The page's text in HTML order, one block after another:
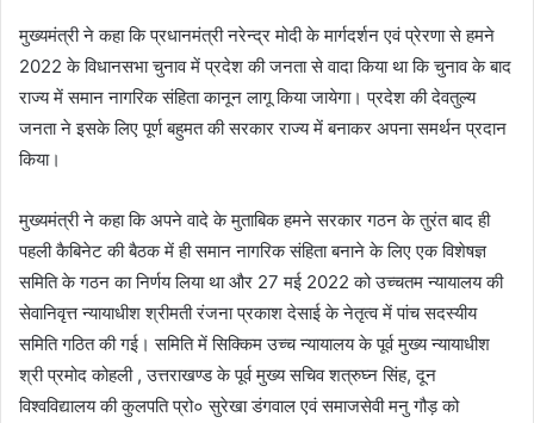
मुख्यमंत्री ने कहा कि प्रधानमंत्री नरेन्द्र मोदी के मार्गदर्शन एवं प्रेरणा से हमने
2022 के विधानसभा चुनाव में प्रदेश की जनता से वादा किया था कि चुनाव के बाद
राज्य में समान नागरिक संहिता कानून लागू किया जायेगा। प्रदेश की देवतुल्य
जनता ने इसके लिए पूर्ण बहुमत की सरकार राज्य में बनाकर अपना समर्थन प्रदान
किया।
मुख्यमंत्री ने कहा कि अपने वादे के मुताबिक हमने सरकार गठन के तुरंत बाद ही
पहली कैबिनेट की बैठक में ही समान नागरिक संहिता बनाने के लिए एक विशेषज्ञ
समिति के गठन का निर्णय लिया था और 27 मई 2022 को उच्चतम न्यायालय की
सेवानिवृत्त न्यायाधीश श्रीमती रंजना प्रकाश देसाई के नेतृत्व में पांच सदस्यीय
समिति गठित की गई। समिति में सिक्किम उच्च न्यायालय के पूर्व मुख्य न्यायाधीश
श्री प्रमोद कोहली , उत्तराखण्ड के पूर्व मुख्य सचिव शत्रुघ्न सिंह, दून
विश्वविद्यालय की कुलपति प्रो० सुरेखा डंगवाल एवं समाजसेवी मनु गौड़ को